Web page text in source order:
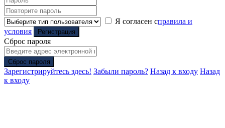
Я согласен справила и
условия
Регистрация
Сброс пароля
Сброс пароля
Зарегистрируйтесь здесь! Забыли пароль? Назад к входу Назад
к входу